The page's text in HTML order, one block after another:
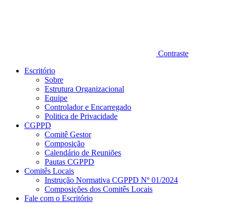
Contraste
Escritório
Sobre
Estrutura Organizacional
Equipe
Controlador e Encarregado
Politica de Privacidade
CGPPD
Comitê Gestor
Composição
Calendário de Reuniões
Pautas CGPPD
Comitês Locais
Instrução Normativa CGPPD Nº 01/2024
Composições dos Comitês Locais
Fale com o Escritório